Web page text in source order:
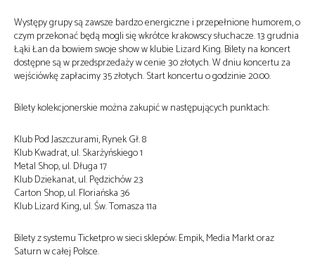
Występy grupy są zawsze bardzo energiczne i przepełnione humorem, o
czym przekonać będą mogli się wkrótce krakowscy słuchacze. 13 grudnia
Łąki Łan da bowiem swoje show w klubie Lizard King. Bilety na koncert
dostępne są w przedsprzedaży w cenie 30 złotych. W dniu koncertu za
wejściówkę zapłacimy 35 złotych. Start koncertu o godzinie 20:00.
Bilety kolekcjonerskie można zakupić w następujących punktach:
Klub Pod Jaszczurami, Rynek Gł. 8
Klub Kwadrat, ul. Skarżyńskiego 1
Metal Shop, ul. Długa 17
Klub Dziekanat, ul. Pędzichów 23
Carton Shop, ul. Floriańska 36
Klub Lizard King, ul. Św. Tomasza 11a
Bilety z systemu Ticketpro w sieci sklepów: Empik, Media Markt oraz
Saturn w całej Polsce.